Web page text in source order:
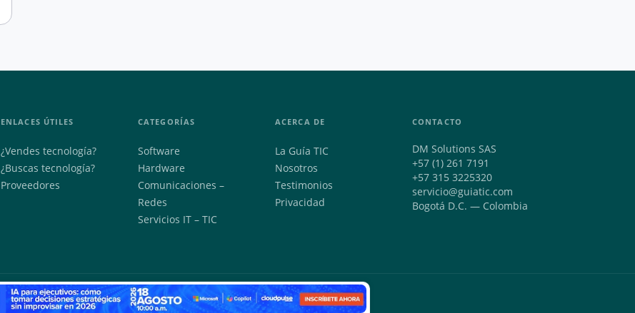
ENLACES ÚTILES
¿Vendes tecnología?
¿Buscas tecnología?
Proveedores
CATEGORÍAS
Software
Hardware
Comunicaciones –
Redes
Servicios IT – TIC
ACERCA DE
La Guía TIC
Nosotros
Testimonios
Privacidad
CONTACTO
DM Solutions SAS
+57 (1) 261 7191
+57 315 3225320
servicio@guiatic.com
Bogotá D.C. — Colombia
2026 © DM Solutions SAS — Todos los derechos reservados